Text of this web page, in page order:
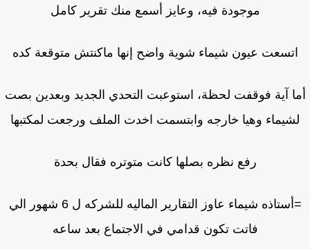
موجودة فيه، وعايز أسمع منك تقرير كامل
اتسعت عيون شيماء شوية واضح إنها ماكنتش متوقعة كده
آية فوقفت لحظة، استوعبت التحدي الجديد وبعدين بصت
وهيا خارجه وابتسمت اخدت الملف ورجعت لمكتبها
رفع نظره بصلها كانت متوتره فقال بحدة
=أستاذه شيماء عاوز التقارير الماليه للشركه ل 6 شهور الي
فاتت تكون قدامي في الاجتماع بعد ساعه